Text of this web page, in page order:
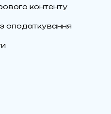
контенту
оподаткування